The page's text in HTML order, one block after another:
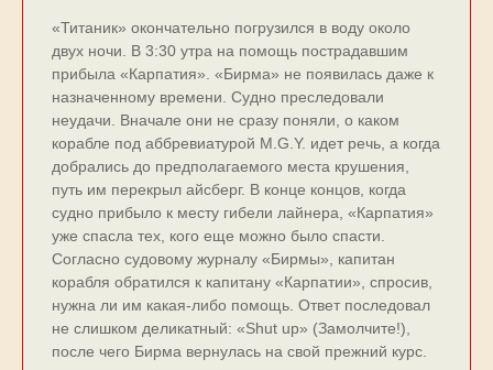
«Титаник» окончательно погрузился в воду около
двух ночи. В 3:30 утра на помощь пострадавшим
прибыла «Карпатия». «Бирма» не появилась даже к
назначенному времени. Судно преследовали
неудачи. Вначале они не сразу поняли, о каком
корабле под аббревиатурой M.G.Y. идет речь, а когда
добрались до предполагаемого места крушения,
путь им перекрыл айсберг. В конце концов, когда
судно прибыло к месту гибели лайнера, «Карпатия»
уже спасла тех, кого еще можно было спасти.
Согласно судовому журналу «Бирмы», капитан
корабля обратился к капитану «Карпатии», спросив,
нужна ли им какая-либо помощь. Ответ последовал
не слишком деликатный: «Shut up» (Замолчите!),
после чего Бирма вернулась на свой прежний курс.